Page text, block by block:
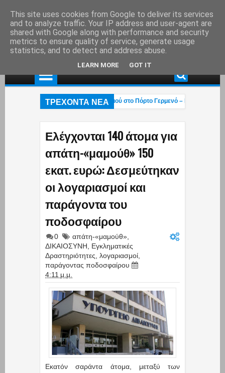
ΤΡΕΧΟΝΤΑ ΝΕΑ
Τ.Χαλκιάς: Στάχτη το εξοχικό του ηθοποιού στο Πόρτο Γερμενό – Η ανάρτηση
Ελέγχονται 140 άτομα για
απάτη-«μαμούθ» 150
εκατ. ευρώ: Δεσμεύτηκαν
οι λογαριασμοί και
παράγοντα του
ποδοσφαίρου
0 απάτη-«μαμούθ»
ΔΙΚΑΙΟΣΥΝΗ
Εγκληματικές
Δραστηριότητες λογαριασμοί
παράγοντας ποδοσφαίρου
4:11 μ.μ.
Εκατόν σαράντα άτομα, μεταξύ των
This site uses cookies from Google to deliver its services
and to analyze traffic. Your IP address and user-agent are
shared with Google along with performance and security
metrics to ensure quality of service, generate usage
statistics, and to detect and address abuse.
LEARN MORE GOT IT